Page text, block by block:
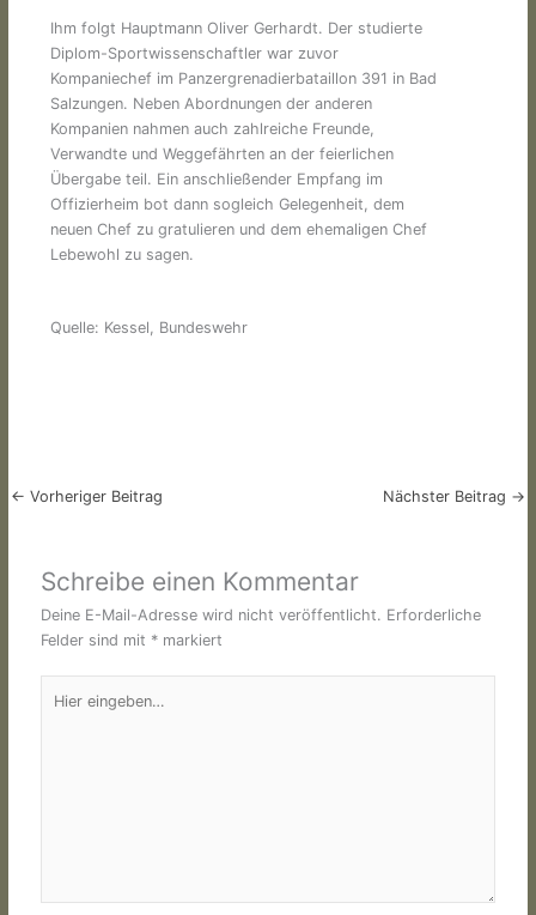
Ihm folgt Hauptmann Oliver Gerhardt. Der studierte
Diplom-Sportwissenschaftler war zuvor
Kompaniechef im Panzergrenadierbataillon 391 in Bad
Salzungen. Neben Abordnungen der anderen
Kompanien nahmen auch zahlreiche Freunde,
Verwandte und Weggefährten an der feierlichen
Übergabe teil. Ein anschließender Empfang im
Offizierheim bot dann sogleich Gelegenheit, dem
neuen Chef zu gratulieren und dem ehemaligen Chef
Lebewohl zu sagen.
Quelle: Kessel, Bundeswehr
← Vorheriger Beitrag Nächster Beitrag →
Schreibe einen Kommentar
Deine E-Mail-Adresse wird nicht veröffentlicht. Erforderliche
Felder sind mit * markiert
eingeben…